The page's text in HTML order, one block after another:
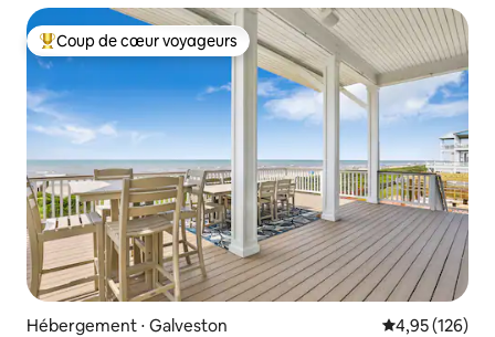
Coups de cœur voyageurs les plus appréciés
Coup de cœur voyageurs
Hébergement ⋅ Galveston Évaluation
4,95 (126)